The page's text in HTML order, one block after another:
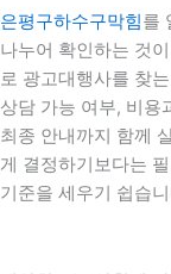
은평구하수구막힘를
나누어 확인하는 것
로 광고대행사를 찾
상담 가능 여부, 비용
최종 안내까지 함께
게 결정하기보다는
기준을 세우기 쉽습